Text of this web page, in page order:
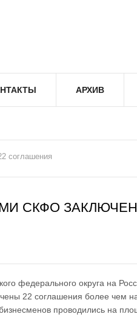
АРХИВ
соглашения
СКФО
федерального округа на
22 соглашения более чем
проводились на